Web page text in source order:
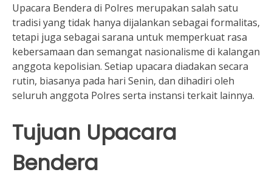
Upacara Bendera di Polres merupakan salah satu
tradisi yang tidak hanya dijalankan sebagai formalitas,
tetapi juga sebagai sarana untuk memperkuat rasa
kebersamaan dan semangat nasionalisme di kalangan
anggota kepolisian. Setiap upacara diadakan secara
rutin, biasanya pada hari Senin, dan dihadiri oleh
seluruh anggota Polres serta instansi terkait lainnya.
Tujuan Upacara
Bendera